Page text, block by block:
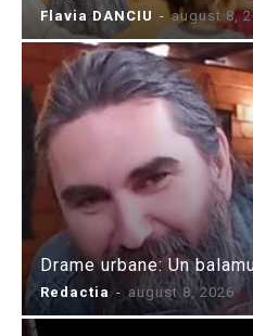
Flavia DANCIU - august 8,
Drame urbane: Un
Redactia - august 8, 2026